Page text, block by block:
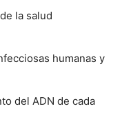
la salud
humanas y
del ADN de cada